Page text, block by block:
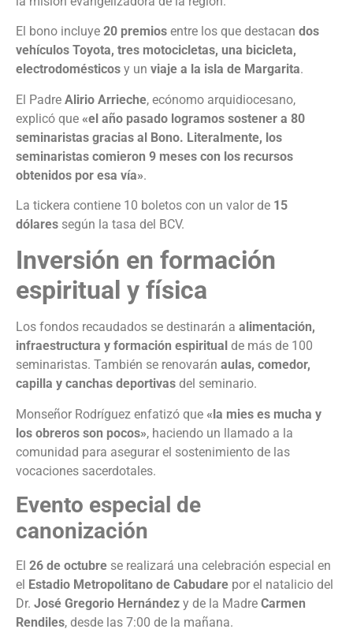
El bono incluye 20 premios entre los que destacan dos
vehículos Toyota, tres motocicletas, una bicicleta,
electrodomésticos y un viaje a la isla de Margarita.
El Padre Alirio Arrieche, ecónomo arquidiocesano,
explicó que «el año pasado logramos sostener a 80
seminaristas gracias al Bono. Literalmente, los
seminaristas comieron 9 meses con los recursos
obtenidos por esa vía».
La tickera contiene 10 boletos con un valor de 15
dólares según la tasa del BCV.
Inversión en formación
espiritual y física
Los fondos recaudados se destinarán a alimentación,
infraestructura y formación espiritual de más de 100
seminaristas. También se renovarán aulas, comedor,
capilla y canchas deportivas del seminario.
Monseñor Rodríguez enfatizó que «la mies es mucha y
los obreros son pocos», haciendo un llamado a la
comunidad para asegurar el sostenimiento de las
vocaciones sacerdotales.
Evento especial de
canonización
El 26 de octubre se realizará una celebración especial en
el Estadio Metropolitano de Cabudare por el natalicio del
Dr. José Gregorio Hernández y de la Madre Carmen
Rendiles, desde las 7:00 de la mañana.